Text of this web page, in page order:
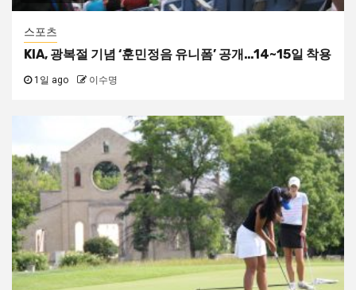
스포츠
KIA, 광복절 기념 ‘훈민정음 유니폼’ 공개…14~15일 착용
1일 ago 이수명